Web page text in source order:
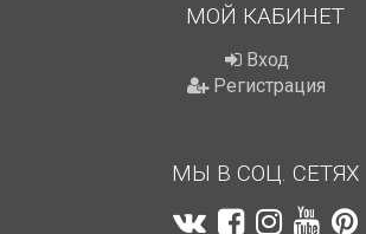
МОЙ КАБИНЕТ
Вход
Регистрация
МЫ В СОЦ. СЕТЯХ